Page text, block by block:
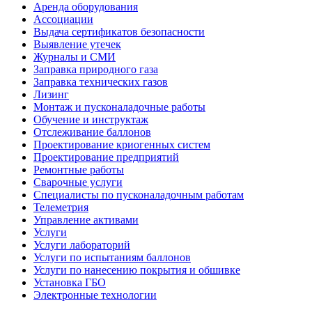
Аренда оборудования
Ассоциации
Выдача сертификатов безопасности
Выявление утечек
Журналы и СМИ
Заправка природного газа
Заправка технических газов
Лизинг
Монтаж и пусконаладочные работы
Обучение и инструктаж
Отслеживание баллонов
Проектирование криогенных систем
Проектирование предприятий
Ремонтные работы
Сварочные услуги
Специалисты по пусконаладочным работам
Телеметрия
Управление активами
Услуги
Услуги лабораторий
Услуги по испытаниям баллонов
Услуги по нанесению покрытия и обшивке
Установка ГБО
Электронные технологии